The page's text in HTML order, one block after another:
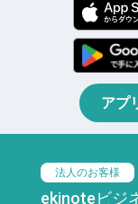
アプ
法人のお客様
ekinoteビジ